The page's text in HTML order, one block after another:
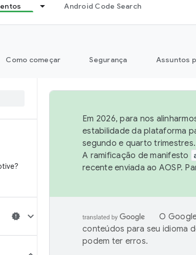
Android Code Search
Como começar Segurança Assuntos
Em 2026, para nos
estabilidade da plataforma
segundo e quarto
A ramificação de manifesto
recente enviada ao AOSP.
O
conteúdos para seu idioma
podem ter erros.